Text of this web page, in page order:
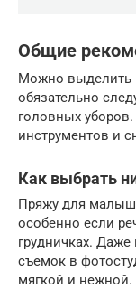
Общие
Можно выделить
обязательно
головных
инструментов и
Как выбрать
Пряжу для
особенно если
грудничках.
съемок в
мягкой и нежной.